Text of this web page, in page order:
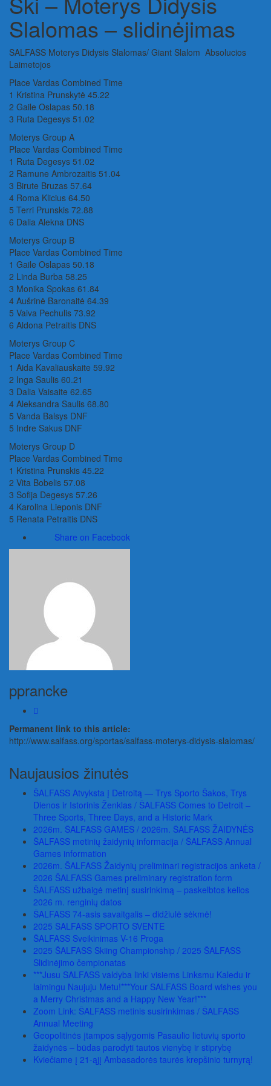
Slalomas – slidinėjimas
SALFASS Moterys Didysis Slalomas/ Giant Slalom Absolucios
Laimetojos
Place Vardas Combined Time
1 Kristina Prunskytė 45.22
2 Gaile Oslapas 50.18
3 Ruta Degesys 51.02
Moterys Group A
Place Vardas Combined Time
1 Ruta Degesys 51.02
2 Ramune Ambrozaitis 51.04
3 Birute Bruzas 57.64
4 Roma Klicius 64.50
5 Terri Prunskis 72.88
6 Dalia Alekna DNS
Moterys Group B
Place Vardas Combined Time
1 Gaile Oslapas 50.18
2 Linda Burba 58.25
3 Monika Spokas 61.84
4 Aušrinė Baronaitė 64.39
5 Vaiva Pechulis 73.92
6 Aldona Petraitis DNS
Moterys Group C
Place Vardas Combined Time
1 Aida Kavaliauskaite 59.92
2 Inga Saulis 60.21
3 Dalia Vaisaite 62.65
4 Aleksandra Saulis 68.80
5 Vanda Balsys DNF
5 Indre Sakus DNF
Moterys Group D
Place Vardas Combined Time
1 Kristina Prunskis 45.22
2 Vita Bobelis 57.08
3 Sofija Degesys 57.26
4 Karolina Lieponis DNF
5 Renata Petraitis DNS
Share on Facebook
pprancke
Permanent link to this article:
http://www.salfass.org/sportas/salfass-moterys-didysis-slalomas/
Naujausios žinutės
ŠALFASS Atvyksta į Detroitą — Trys Sporto Šakos, Trys
Dienos ir Istorinis Ženklas / ŠALFASS Comes to Detroit –
Three Sports, Three Days, and a Historic Mark
2026m. ŠALFASS GAMES / 2026m. ŠALFASS ŽAIDYNĖS
ŠALFASS metinių žaidynių informacija / ŠALFASS Annual
Games information
2026m. ŠALFASS Žaidynių preliminari registracijos anketa /
2026 ŠALFASS Games preliminary registration form
ŠALFASS užbaigė metinį susirinkimą – paskelbtos kelios
2026 m. renginių datos
ŠALFASS 74-asis savaitgalis – didžiulė sėkmė!
2025 SALFASS SPORTO SVENTE
ŠALFASS Sveikinimas V-16 Proga
2025 ŠALFASS Skiing Championship / 2025 ŠALFASS
Slidinėjimo čempionatas
***Jusu SALFASS valdyba linki visiems Linksmu Kaledu ir
laimingu Naujuju Metu!***Your SALFASS Board wishes you
a Merry Christmas and a Happy New Year!***
Zoom Link: ŠALFASS metinis susirinkimas / ŠALFASS
Annual Meeting
Geopolitinės įtampos sąlygomis Pasaulio lietuvių sporto
žaidynės – būdas parodyti tautos vienybę ir stiprybę
Kviečiame į 21-ąjį Ambasadorės taurės krepšinio turnyrą!